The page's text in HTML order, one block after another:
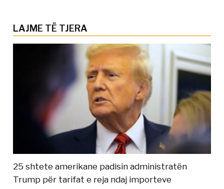
LAJME TË TJERA
25 shtete amerikane padisin administratën
Trump për tarifat e reja ndaj importeve